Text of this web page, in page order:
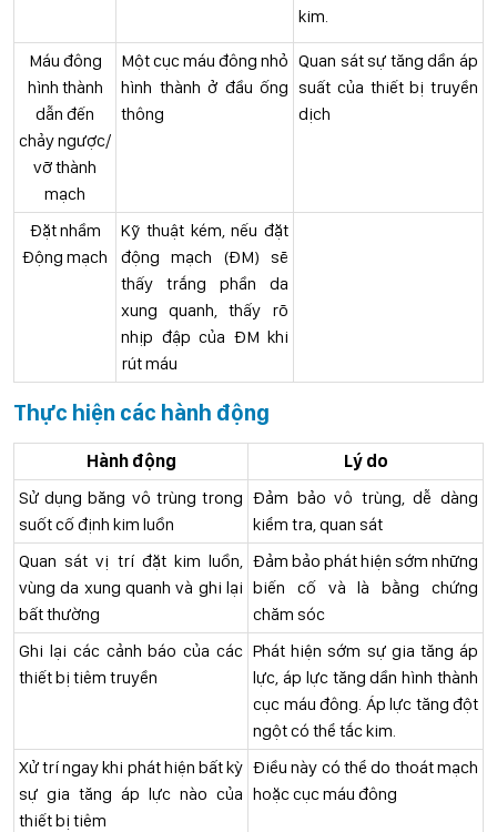
kim.
Máu đông
hình thành
dẫn đến
chảy ngược/
vỡ thành
mạch
Một cục máu đông nhỏ
hình thành ở đầu ống
thông
Quan sát sự tăng dần áp
suất của thiết bị truyền
dịch
Đặt nhầm
Động mạch
Kỹ thuật kém, nếu đặt
động mạch (ĐM) sẽ
thấy trắng phần da
xung quanh, thấy rõ
nhịp đập của ĐM khi
rút máu
Thực hiện các hành động
Hành động
Lý do
Sử dụng băng vô trùng trong
suốt cố định kim luồn
Đảm bảo vô trùng, dễ dàng
kiểm tra, quan sát
Quan sát vị trí đặt kim luồn,
vùng da xung quanh và ghi lại
bất thường
Đảm bảo phát hiện sớm những
biến cố và là bằng chứng
chăm sóc
Ghi lại các cảnh báo của các
thiết bị tiêm truyền
Phát hiện sớm sự gia tăng áp
lực, áp lực tăng dần hình thành
cục máu đông. Áp lực tăng đột
ngột có thể tắc kim.
Xử trí ngay khi phát hiện bất kỳ
sự gia tăng áp lực nào của
thiết bị tiêm
Điều này có thể do thoát mạch
hoặc cục máu đông